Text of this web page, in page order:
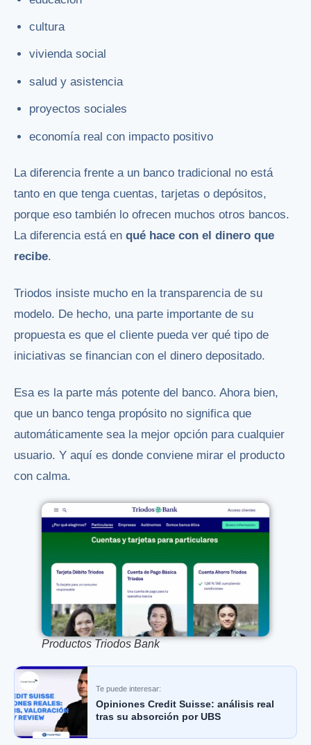
cultura
vivienda social
salud y asistencia
proyectos sociales
economía real con impacto positivo
La diferencia frente a un banco tradicional no está
tanto en que tenga cuentas, tarjetas o depósitos,
porque eso también lo ofrecen muchos otros bancos.
La diferencia está en qué hace con el dinero que
recibe.
Triodos insiste mucho en la transparencia de su
modelo. De hecho, una parte importante de su
propuesta es que el cliente pueda ver qué tipo de
iniciativas se financian con el dinero depositado.
Esa es la parte más potente del banco. Ahora bien,
que un banco tenga propósito no significa que
automáticamente sea la mejor opción para cualquier
usuario. Y aquí es donde conviene mirar el producto
con calma.
Productos Triodos Bank
Te puede interesar:
Opiniones Credit Suisse: análisis real
tras su absorción por UBS